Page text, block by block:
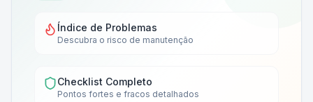
Índice de Problemas
Descubra o risco de manutenção
Checklist Completo
Pontos fortes e fracos detalhados